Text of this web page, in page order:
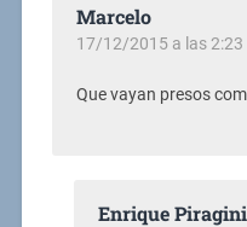
Marcelo
17/12/2015 a las 2:23
Que vayan presos
Enrique Piragini